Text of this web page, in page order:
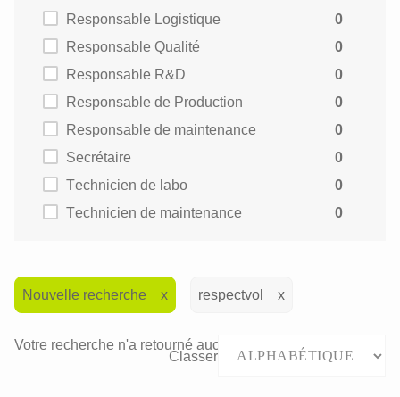
Responsable Logistique
0
Responsable Qualité
0
Responsable R&D
0
Responsable de Production
0
Responsable de maintenance
0
Secrétaire
0
Technicien de labo
0
Technicien de maintenance
0
Nouvelle recherche respectvol
Votre recherche n'a retourné aucun résultat.
Classer